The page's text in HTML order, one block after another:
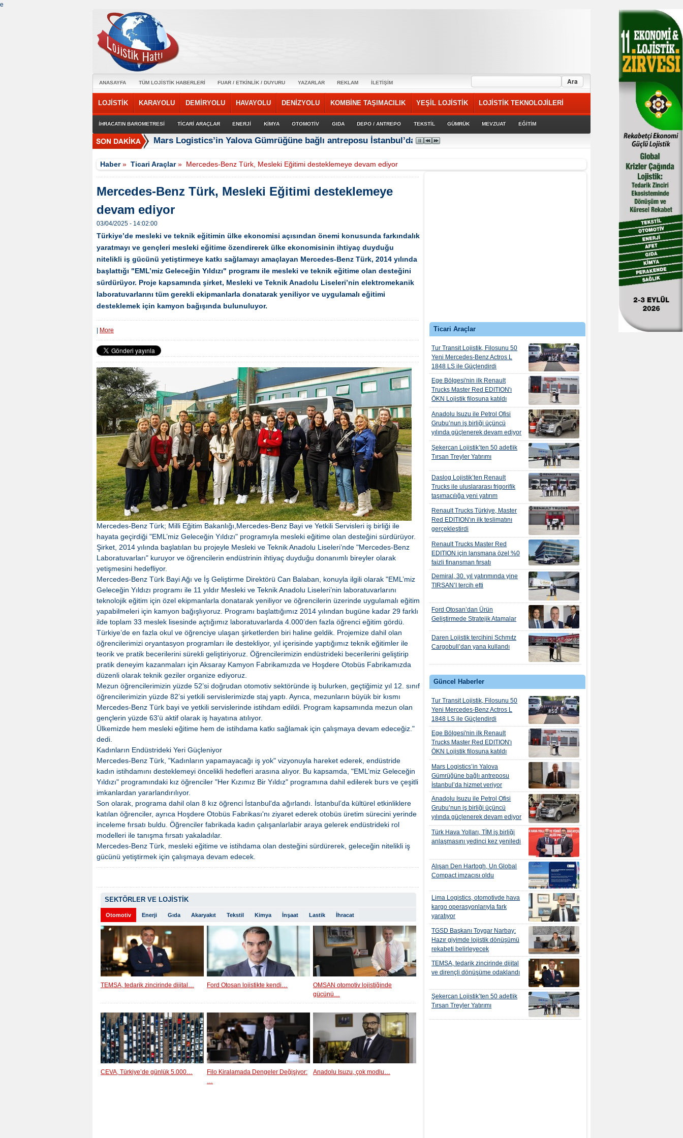
e
ANASAYFA TÜM LOJİSTİK HABERLERİ FUAR / ETKİNLİK / DUYURU YAZARLAR REKLAM İLETİŞİM
LOJİSTİK KARAYOLU DEMİRYOLU HAVAYOLU DENİZYOLU KOMBİNE TAŞIMACILIK YEŞİL LOJİSTİK LOJİSTİK TEKNOLOJİLERİ
İHRACATIN BAROMETRESİ TİCARİ ARAÇLAR ENERJİ KİMYA OTOMOTİV GIDA DEPO / ANTREPO TEKSTİL GÜMRÜK MEVZUAT EĞİTİM
Mars Logistics’in Yalova Gümrüğüne bağlı antreposu İstanbul’da hizmet veriyor
Haber»Ticari Araçlar» Mercedes-Benz Türk, Mesleki Eğitimi desteklemeye devam ediyor
Ticari Araçlar
Tur Transit Lojistik, Filosunu 50
Yeni Mercedes-Benz Actros L
1848 LS ile Güçlendirdi
Ege Bölgesi'nin ilk Renault
Trucks Master Red EDITION'ı
ÖKN Lojistik filosuna katıldı
Anadolu Isuzu ile Petrol Ofisi
Grubu’nun iş birliği üçüncü
yılında güçlenerek devam ediyor
Şekercan Lojistik’ten 50 adetlik
Tırsan Treyler Yatırımı
Daslog Lojistik’ten Renault
Trucks ile uluslararası frigorifik
taşımacılığa yeni yatırım
Renault Trucks Türkiye, Master
Red EDITION'ın ilk teslimatını
gerçekleştirdi
Renault Trucks Master Red
EDITION için lansmana özel %0
faizli finansman fırsatı
Demiral, 30. yıl yatırımında yine
TIRSAN’I tercih etti
Ford Otosan’dan Ürün
Geliştirmede Stratejik Atamalar
Daren Lojistik tercihini Schmıtz
Cargobull’dan yana kullandı
Güncel Haberler
Tur Transit Lojistik, Filosunu 50
Yeni Mercedes-Benz Actros L
1848 LS ile Güçlendirdi
Ege Bölgesi'nin ilk Renault
Trucks Master Red EDITION'ı
ÖKN Lojistik filosuna katıldı
Mars Logistics’in Yalova
Gümrüğüne bağlı antreposu
İstanbul’da hizmet veriyor
Anadolu Isuzu ile Petrol Ofisi
Grubu’nun iş birliği üçüncü
yılında güçlenerek devam ediyor
Türk Hava Yolları, TİM iş birliği
anlaşmasını yedinci kez yeniledi
Alışan Den Hartogh, Un Global
Compact imzacısı oldu
Lima Logistics, otomotivde hava
kargo operasyonlarıyla fark
yaratıyor
TGSD Başkanı Toygar Narbay:
Hazır giyimde lojistik dönüşümü
rekabeti belirleyecek
TEMSA, tedarik zincirinde dijital
ve dirençli dönüşüme odaklandı
Şekercan Lojistik’ten 50 adetlik
Tırsan Treyler Yatırımı
Mercedes-Benz Türk, Mesleki Eğitimi desteklemeye
devam ediyor
03/04/2025 - 14:02:00
Türkiye’de mesleki ve teknik eğitimin ülke ekonomisi açısından önemi konusunda farkındalık
yaratmayı ve gençleri mesleki eğitime özendirerek ülke ekonomisinin ihtiyaç duyduğu
nitelikli iş gücünü yetiştirmeye katkı sağlamayı amaçlayan Mercedes-Benz Türk, 2014 yılında
başlattığı "EML’miz Geleceğin Yıldızı" programı ile mesleki ve teknik eğitime olan desteğini
sürdürüyor. Proje kapsamında şirket, Mesleki ve Teknik Anadolu Liseleri’nin elektromekanik
laboratuvarlarını tüm gerekli ekipmanlarla donatarak yeniliyor ve uygulamalı eğitimi
desteklemek için kamyon bağışında bulunuluyor.
More
Mercedes-Benz Türk; Milli Eğitim Bakanlığı,Mercedes-Benz Bayi ve Yetkili Servisleri iş birliği ile
hayata geçirdiği "EML’miz Geleceğin Yıldızı" programıyla mesleki eğitime olan desteğini sürdürüyor.
Şirket, 2014 yılında başlatılan bu projeyle Mesleki ve Teknik Anadolu Liseleri’nde "Mercedes-Benz
Laboratuvarları" kuruyor ve öğrencilerin endüstrinin ihtiyaç duyduğu donanımlı bireyler olarak
yetişmesini hedefliyor.
Mercedes-Benz Türk Bayi Ağı ve İş Geliştirme Direktörü Can Balaban, konuyla ilgili olarak "EML’miz
Geleceğin Yıldızı programı ile 11 yıldır Mesleki ve Teknik Anadolu Liseleri’nin laboratuvarlarını
teknolojik eğitim için özel ekipmanlarla donatarak yeniliyor ve öğrencilerin üzerinde uygulamalı eğitim
yapabilmeleri için kamyon bağışlıyoruz. Programı başlattığımız 2014 yılından bugüne kadar 29 farklı
ilde toplam 33 meslek lisesinde açtığımız laboratuvarlarda 4.000’den fazla öğrenci eğitim gördü.
Türkiye’de en fazla okul ve öğrenciye ulaşan şirketlerden biri haline geldik. Projemize dahil olan
öğrencilerimizi oryantasyon programları ile destekliyor, yıl içerisinde yaptığımız teknik eğitimler ile
teorik ve pratik becerilerini sürekli geliştiriyoruz. Öğrencilerimizin endüstrideki becerilerini geliştirip
pratik deneyim kazanmaları için Aksaray Kamyon Fabrikamızda ve Hoşdere Otobüs Fabrikamızda
düzenli olarak teknik geziler organize ediyoruz.
Mezun öğrencilerimizin yüzde 52’si doğrudan otomotiv sektöründe iş bulurken, geçtiğimiz yıl 12. sınıf
öğrencilerimizin yüzde 82’si yetkili servislerimizde staj yaptı. Ayrıca, mezunların büyük bir kısmı
Mercedes-Benz Türk bayi ve yetkili servislerinde istihdam edildi. Program kapsamında mezun olan
gençlerin yüzde 63'ü aktif olarak iş hayatına atılıyor.
Ülkemizde hem mesleki eğitime hem de istihdama katkı sağlamak için çalışmaya devam edeceğiz."
dedi.
Kadınların Endüstrideki Yeri Güçleniyor
Mercedes-Benz Türk, "Kadınların yapamayacağı iş yok" vizyonuyla hareket ederek, endüstride
kadın istihdamını desteklemeyi öncelikli hedefleri arasına alıyor. Bu kapsamda, "EML’miz Geleceğin
Yıldızı" programındaki kız öğrenciler "Her Kızımız Bir Yıldız" programına dahil edilerek burs ve çeşitli
imkanlardan yararlandırılıyor.
Son olarak, programa dahil olan 8 kız öğrenci İstanbul'da ağırlandı. İstanbul’da kültürel etkinliklere
katılan öğrenciler, ayrıca Hoşdere Otobüs Fabrikası'nı ziyaret ederek otobüs üretim sürecini yerinde
inceleme fırsatı buldu. Öğrenciler fabrikada kadın çalışanlarlabir araya gelerek endüstrideki rol
modelleri ile tanışma fırsatı yakaladılar.
Mercedes-Benz Türk, mesleki eğitime ve istihdama olan desteğini sürdürerek, geleceğin nitelikli iş
gücünü yetiştirmek için çalışmaya devam edecek.
SEKTÖRLER VE LOJİSTİK
Otomotiv Enerji Gıda Akaryakıt Tekstil Kimya İnşaat Lastik İhracat
TEMSA, tedarik zincirinde dijital… Ford Otosan lojistikte kendi…
OMSAN otomotiv lojistiğinde
gücünü…
CEVA, Türkiye’de günlük 5.000…
Filo Kiralamada Dengeler Değişiyor:
…
Anadolu Isuzu, çok modlu…